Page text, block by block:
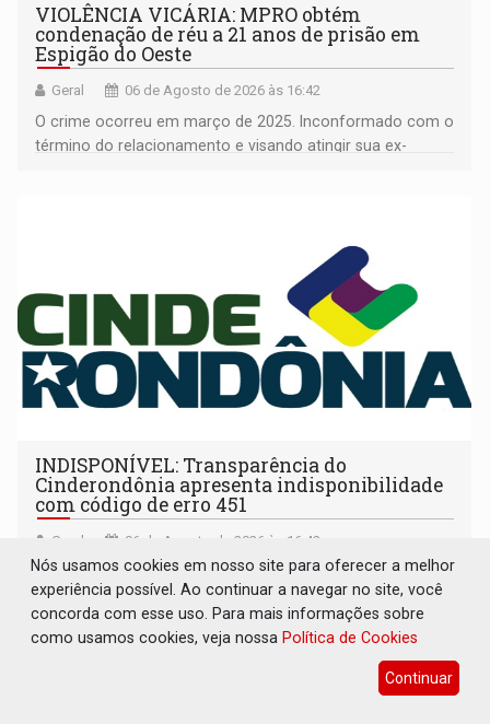
VIOLÊNCIA VICÁRIA: MPRO obtém
condenação de réu a 21 anos de prisão em
Espigão do Oeste
Geral 06 de Agosto de 2026 às 16:42
O crime ocorreu em março de 2025. Inconformado com o
término do relacionamento e visando atingir sua ex-
INDISPONÍVEL: Transparência do
Cinderondônia apresenta indisponibilidade
com código de erro 451
Geral 06 de Agosto de 2026 às 16:42
Página do consórcio público exibe aviso de manutenção,
mas carrega status associado a restrições legais
Nós usamos cookies em nosso site para oferecer a melhor
experiência possível. Ao continuar a navegar no site, você
concorda com esse uso. Para mais informações sobre
como usamos cookies, veja nossa Política de Cookies
Continuar